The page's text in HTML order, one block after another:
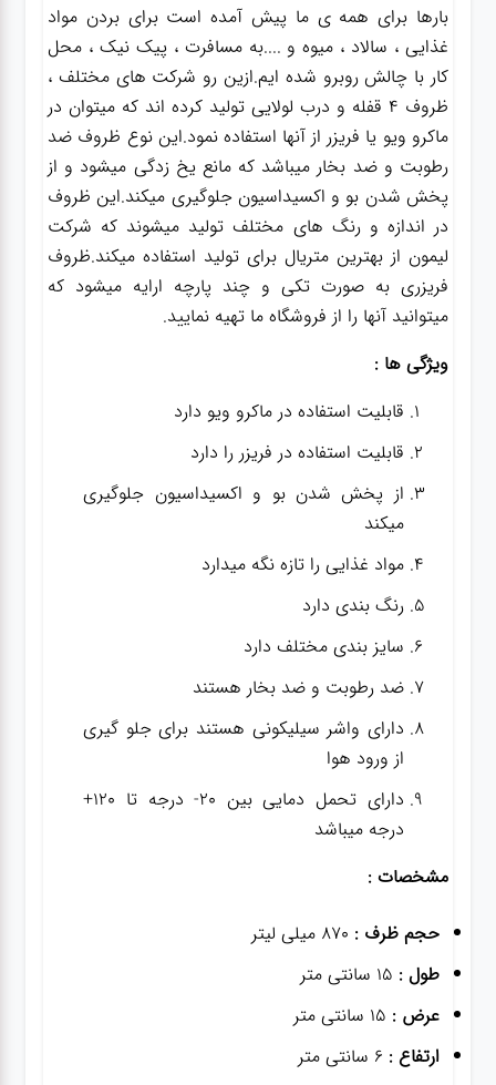
بارها برای همه ی ما پیش آمده است برای بردن مواد
غذایی ، سالاد ، میوه و ....به مسافرت ، پیک نیک ، محل
کار با چالش روبرو شده ایم.ازین رو شرکت های مختلف ،
ظروف 4 قفله و درب لولایی تولید کرده اند که میتوان در
ماکرو ویو یا فریزر از آنها استفاده نمود.این نوع ظروف ضد
رطوبت و ضد بخار میباشد که مانع یخ زدگی میشود و از
پخش شدن بو و اکسیداسیون جلوگیری میکند.این ظروف
در اندازه و رنگ های مختلف تولید میشوند که شرکت
لیمون از بهترین متریال برای تولید استفاده میکند.ظروف
فریزری به صورت تکی و چند پارچه ارایه میشود که
میتوانید آنها را از فروشگاه ما تهیه نمایید.
ویژگی ها :
قابلیت استفاده در ماکرو ویو دارد
قابلیت استفاده در فریزر را دارد
از پخش شدن بو و اکسیداسیون جلوگیری
میکند
مواد غذایی را تازه نگه میدارد
رنگ بندی دارد
سایز بندی مختلف دارد
ضد رطوبت و ضد بخار هستند
دارای واشر سیلیکونی هستند برای جلو گیری
از ورود هوا
دارای تحمل دمایی بین 20- درجه تا 120+
درجه میباشد
مشخصات :
حجم ظرف : 870 میلی لیتر
طول : 15 سانتی متر
عرض : 15 سانتی متر
ارتفاع : 6 سانتی متر